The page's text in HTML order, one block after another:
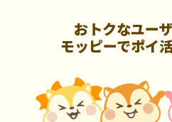
おトクなユー
モッピーでポイ